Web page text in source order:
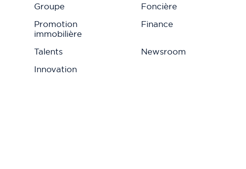
Groupe
Foncière
Promotion
immobilière
Finance
Talents
Newsroom
Innovation